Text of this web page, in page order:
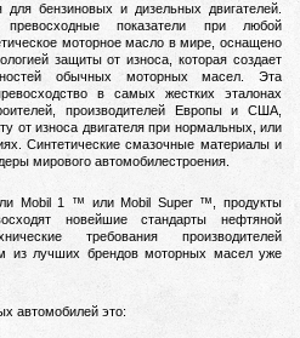
бензиновых и дизельных двигателей.
показатели при любой
моторное масло в мире, оснащено
защиты от износа, которая создает
обычных моторных масел. Эта
в самых жестких эталонах
производителей Европы и США,
от износа двигателя при нормальных, или
Синтетические смазочные материалы и
мирового автомобилестроения.
ли Mobil 1 ™ или Mobil Super ™, продукты
новейшие стандарты нефтяной
требования производителей
из лучших брендов моторных масел уже
автомобилей это: